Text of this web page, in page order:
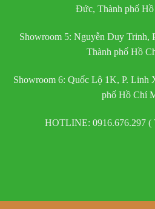
Đức, Thành phố
Showroom 5: Nguyễn Duy Trinh,
Thành phố Hồ
Showroom 6: Quốc Lộ 1K, P. Linh
phố Hồ Chí
HOTLINE: 0916.676.297 (